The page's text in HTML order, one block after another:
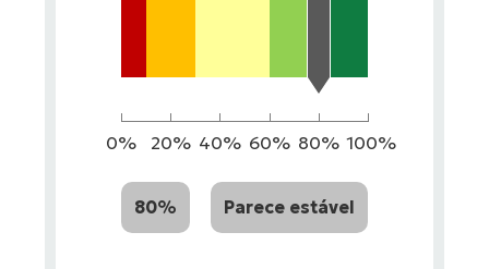
0% 20% 40% 60% 80% 100%
80% Parece estável